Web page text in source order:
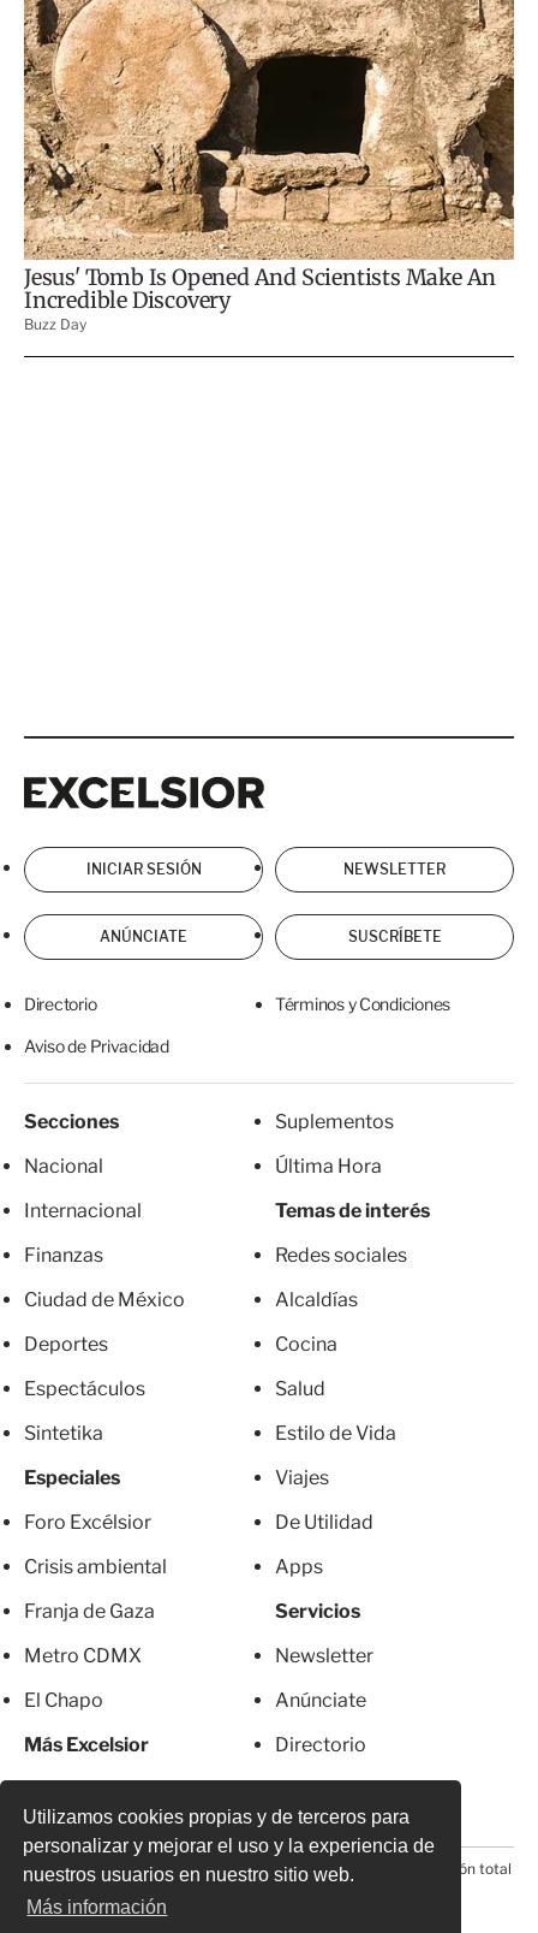
Utilizamos cookies propias y de terceros para
personalizar y mejorar el uso y la experiencia de
nuestros usuarios en nuestro sitio web.
Más información
INICIAR SESIÓN NEWSLETTER
ANÚNCIATE SUSCRÍBETE
Directorio Términos y Condiciones
Aviso de Privacidad
Secciones
Nacional
Internacional
Finanzas
Ciudad de México
Deportes
Espectáculos
Sintetika
Especiales
Foro Excélsior
Crisis ambiental
Franja de Gaza
Metro CDMX
El Chapo
Más Excelsior
Suplementos
Última Hora
Temas de interés
Redes sociales
Alcaldías
Cocina
Salud
Estilo de Vida
Viajes
De Utilidad
Apps
Servicios
Newsletter
Anúnciate
Directorio
© 2026 Todos los derechos reservados. Prohibida la reproducción total
o parcial, incluyendo cualquier medio electrónico*